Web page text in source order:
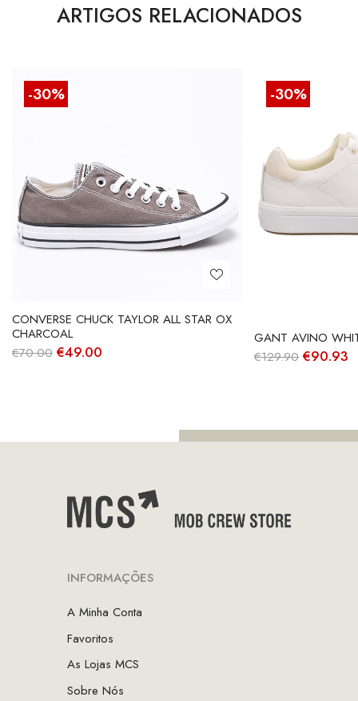
ARTIGOS RELACIONADOS
-30%
CONVERSE CHUCK TAYLOR ALL STAR OX
CHARCOAL
€70.00 O
€49.00
-30%
GANT AVINO
€129.90 O
€90.93
INFORMAÇÕES
A Minha Conta
Favoritos
As Lojas MCS
Sobre Nós